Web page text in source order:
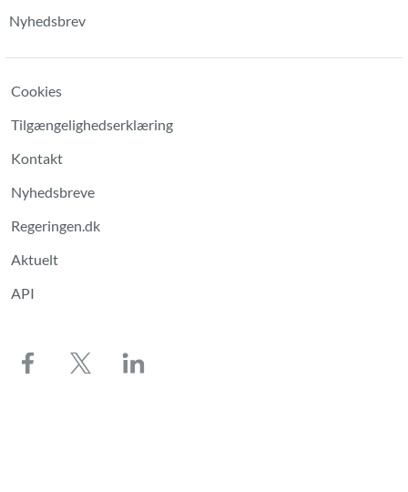
Nyhedsbrev
Cookies
Tilgængelighedserklæring
Kontakt
Nyhedsbreve
Regeringen.dk
Aktuelt
API